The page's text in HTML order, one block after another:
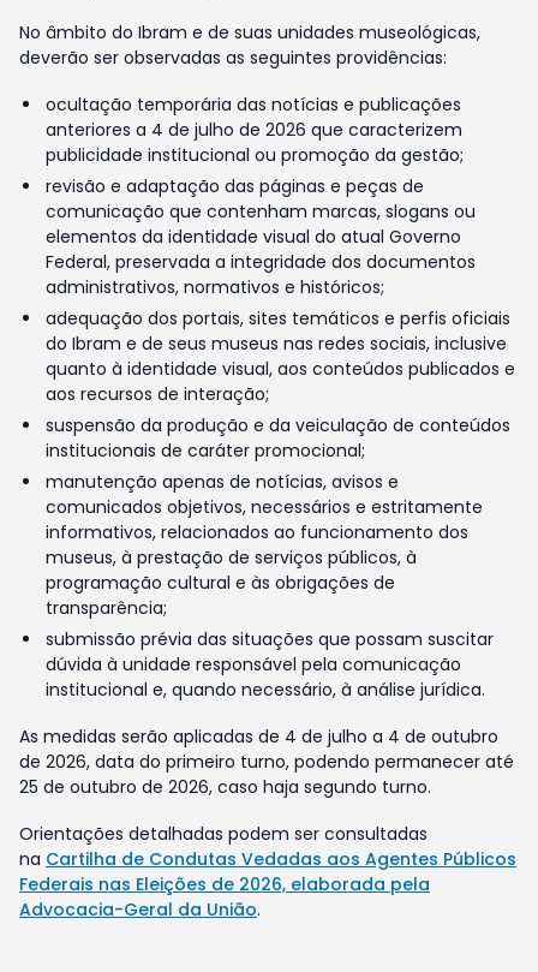
No âmbito do Ibram e de suas unidades museológicas,
deverão ser observadas as seguintes providências:
ocultação temporária das notícias e publicações
anteriores a 4 de julho de 2026 que caracterizem
publicidade institucional ou promoção da gestão;
revisão e adaptação das páginas e peças de
comunicação que contenham marcas, slogans ou
elementos da identidade visual do atual Governo
Federal, preservada a integridade dos documentos
administrativos, normativos e históricos;
adequação dos portais, sites temáticos e perfis oficiais
do Ibram e de seus museus nas redes sociais, inclusive
quanto à identidade visual, aos conteúdos publicados e
aos recursos de interação;
suspensão da produção e da veiculação de conteúdos
institucionais de caráter promocional;
manutenção apenas de notícias, avisos e
comunicados objetivos, necessários e estritamente
informativos, relacionados ao funcionamento dos
museus, à prestação de serviços públicos, à
programação cultural e às obrigações de
transparência;
submissão prévia das situações que possam suscitar
dúvida à unidade responsável pela comunicação
institucional e, quando necessário, à análise jurídica.
As medidas serão aplicadas de 4 de julho a 4 de outubro
de 2026, data do primeiro turno, podendo permanecer até
25 de outubro de 2026, caso haja segundo turno.
Orientações detalhadas podem ser consultadas
na Cartilha de Condutas Vedadas aos Agentes Públicos
Federais nas Eleições de 2026, elaborada pela
Advocacia-Geral da União.